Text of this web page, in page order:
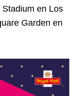
en Los
Garden en